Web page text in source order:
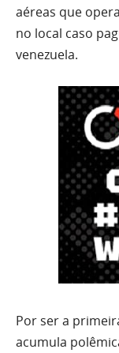
aéreas que
no local caso
venezuela.
Por ser a
acumula